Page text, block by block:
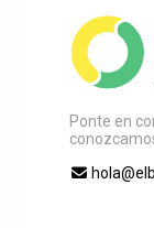
Ponte en